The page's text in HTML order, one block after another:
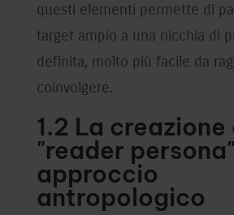
questi elementi permette di
target ampio a una nicchia di
definita, molto più facile da
coinvolgere.
1.2 La creazione
"reader
approccio
antropologico